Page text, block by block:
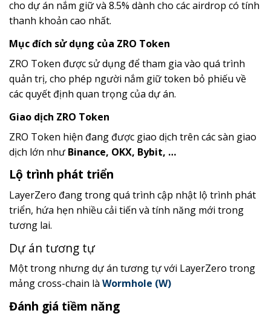
cho dự án nắm giữ và 8.5% dành cho các airdrop có tính
thanh khoản cao nhất.
Mục đích sử dụng của ZRO Token
ZRO Token được sử dụng để tham gia vào quá trình
quản trị, cho phép người nắm giữ token bỏ phiếu về
các quyết định quan trọng của dự án.
Giao dịch ZRO Token
ZRO Token hiện đang được giao dịch trên các sàn giao
dịch lớn như Binance, OKX, Bybit, …
Lộ trình phát triển
LayerZero đang trong quá trình cập nhật lộ trình phát
triển, hứa hẹn nhiều cải tiến và tính năng mới trong
tương lai.
Dự án tương tự
Một trong nhưng dự án tương tự với LayerZero trong
mảng cross-chain là Wormhole (W)
Đánh giá tiềm năng